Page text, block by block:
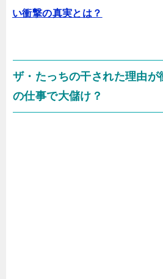
い衝撃の真実とは？
ザ・たっちの干された理由が
の仕事で大儲け？